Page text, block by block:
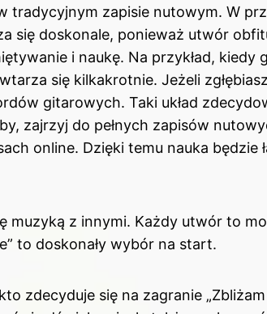
tradycyjnym zapisie nutowym. W
się doskonale, ponieważ utwór
i naukę. Na przykład, kiedy
się kilkakrotnie. Jeżeli
gitarowych. Taki układ
zajrzyj do pełnych zapisów
online. Dzięki temu nauka będzie
muzyką z innymi. Każdy utwór to
to doskonały wybór na start.
zdecyduje się na zagranie